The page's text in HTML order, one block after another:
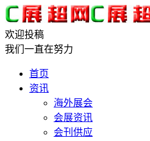
欢迎投稿
我们一直在努力
首页
资讯
海外展会
会展资讯
会刊供应